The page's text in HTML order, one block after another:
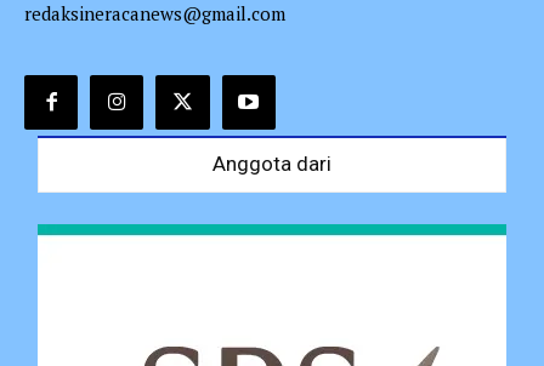
redaksineracanews@gmail.com
Anggota dari